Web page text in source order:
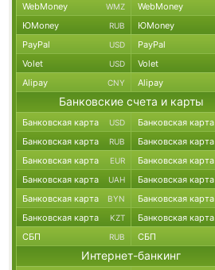
WebMoney WMZ WebMoney
ЮMoney RUB ЮMoney
PayPal USD PayPal
Volet USD Volet
Alipay CNY Alipay
Банковские счета и карты
Банковская карта USD Банковская карта
Банковская карта RUB Банковская карта
Банковская карта EUR Банковская карта
Банковская карта UAH Банковская карта
Банковская карта BYN Банковская карта
Банковская карта KZT Банковская карта
СБП RUB СБП
Интернет-банкинг